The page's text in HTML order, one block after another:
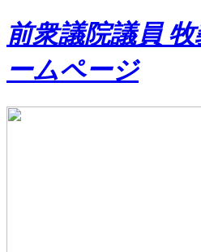
前衆議院議員
ームページ